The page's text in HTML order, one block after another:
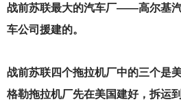
战前苏联最大的汽车厂——高尔基
车公司援建的。
战前苏联四个拖拉机厂中的三个是
格勒拖拉机厂先在美国建好，拆运